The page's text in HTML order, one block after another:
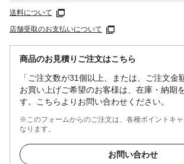
送料について
店舗受取のお支払いについて
商品のお見積りご注文はこちら
「ご注文数が31個以上、または、ご注文金
お買い上げご希望のお客様は、在庫・納期
す。こちらよりお問い合わせください。
※このフォームからのご注文は、各種ポイントキャ
なります。
お問い合わせ